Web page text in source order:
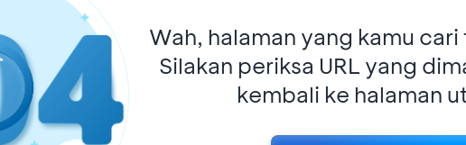
Wah, halaman yang kamu
Silakan periksa URL yang
kembali ke halaman